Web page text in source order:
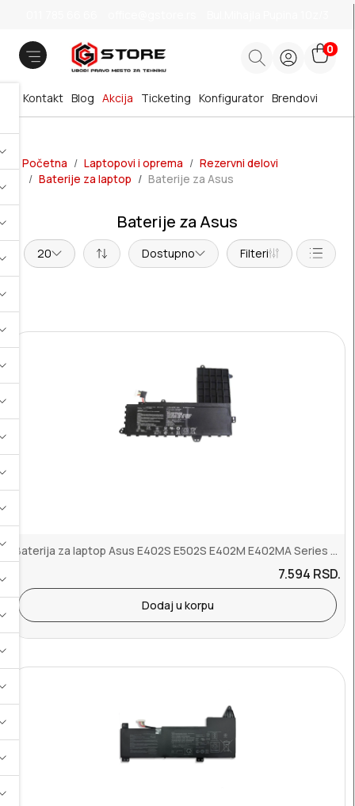
0
Brendovi
Blog Akcija
Kontakt Ticketing Konfigurator
Početna Laptopovi i oprema
Rezervni delovi
Baterije za laptop
Baterije za Asus
Baterije za Asus
20 Dostupno Filteri
Baterija za laptop Asus E402S E502S E402M E402MA Series B21N1505 B2...
7.594 RSD.
Dodaj u korpu